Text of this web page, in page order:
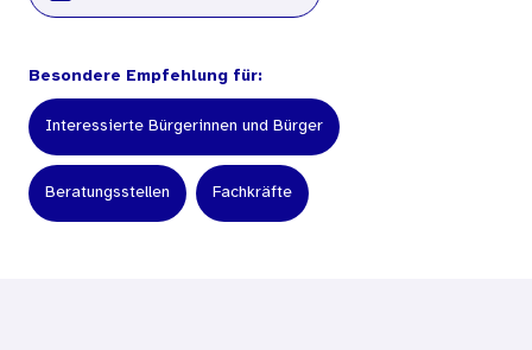
Besondere Empfehlung für:
Interessierte Bürgerinnen und Bürger
Beratungsstellen Fachkräfte